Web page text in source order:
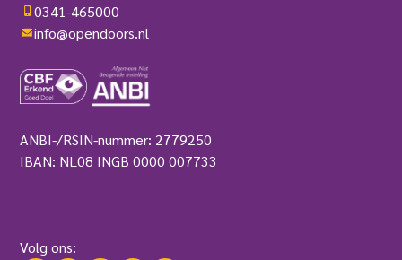
0341-465000
info@opendoors.nl
ANBI-/RSIN-nummer: 2779250
IBAN: NL08 INGB 0000 007733
Volg ons: